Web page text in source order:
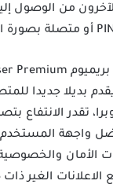
من الوصول
بديلا جديدا
تقدر الانتفاع
واجهة المستخدم
الأمان
الاعلانات الغير